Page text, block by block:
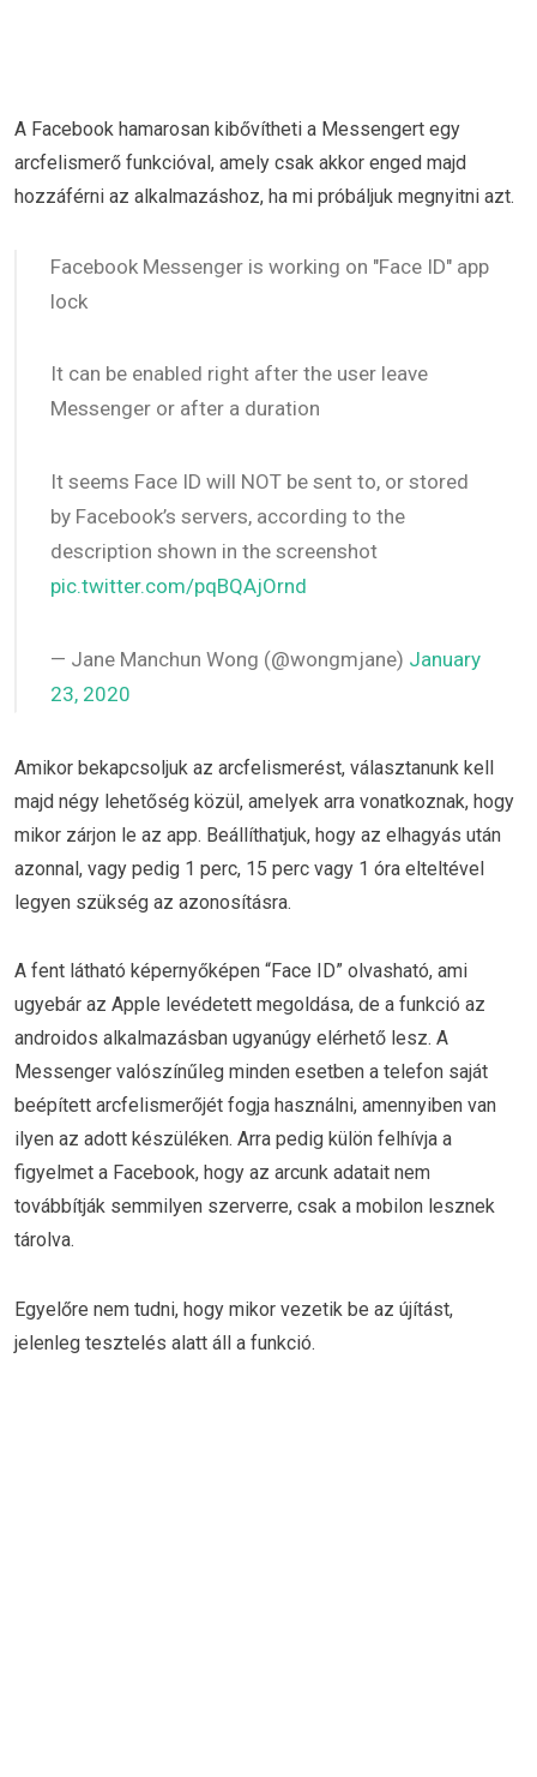
A Facebook hamarosan kibővítheti a Messengert egy
arcfelismerő funkcióval, amely csak akkor enged majd
hozzáférni az alkalmazáshoz, ha mi próbáljuk megnyitni azt.
Facebook Messenger is working on "Face ID" app
lock
It can be enabled right after the user leave
Messenger or after a duration
It seems Face ID will NOT be sent to, or stored
by Facebook’s servers, according to the
description shown in the screenshot
pic.twitter.com/pqBQAjOrnd
— Jane Manchun Wong (@wongmjane) January
23, 2020
Amikor bekapcsoljuk az arcfelismerést, választanunk kell
majd négy lehetőség közül, amelyek arra vonatkoznak, hogy
mikor zárjon le az app. Beállíthatjuk, hogy az elhagyás után
azonnal, vagy pedig 1 perc, 15 perc vagy 1 óra elteltével
legyen szükség az azonosításra.
A fent látható képernyőképen “Face ID” olvasható, ami
ugyebár az Apple levédetett megoldása, de a funkció az
androidos alkalmazásban ugyanúgy elérhető lesz. A
Messenger valószínűleg minden esetben a telefon saját
beépített arcfelismerőjét fogja használni, amennyiben van
ilyen az adott készüléken. Arra pedig külön felhívja a
figyelmet a Facebook, hogy az arcunk adatait nem
továbbítják semmilyen szerverre, csak a mobilon lesznek
tárolva.
Egyelőre nem tudni, hogy mikor vezetik be az újítást,
jelenleg tesztelés alatt áll a funkció.